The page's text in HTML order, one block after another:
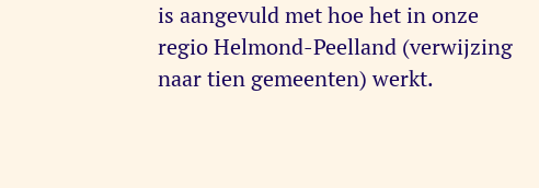
is aangevuld met hoe het in onze
regio Helmond-Peelland (verwijzing
naar tien gemeenten) werkt.